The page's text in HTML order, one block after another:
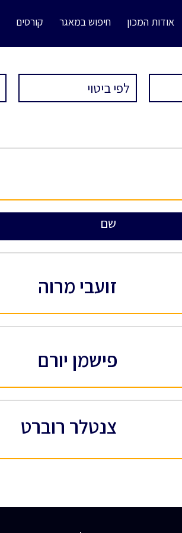
אודות המכון חיפוש במאגר קורסים
שם
זועבי מרוה
פישמן יורם
צנטלר רוברט